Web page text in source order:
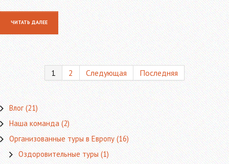
ЧИТАТЬ ДАЛЕЕ
1 2 Следующая Последняя
Влог(21)
Наша команда(2)
Организованные туры в Европу(16)
Оздоровительные туры(1)